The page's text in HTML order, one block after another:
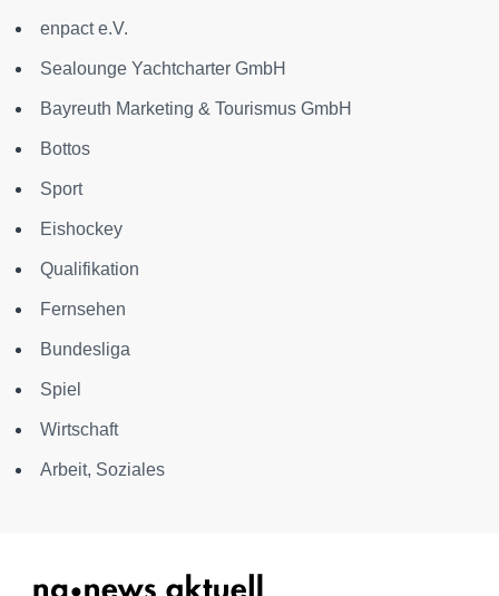
enpact e.V.
Sealounge Yachtcharter GmbH
Bayreuth Marketing & Tourismus GmbH
Bottos
Sport
Eishockey
Qualifikation
Fernsehen
Bundesliga
Spiel
Wirtschaft
Arbeit, Soziales